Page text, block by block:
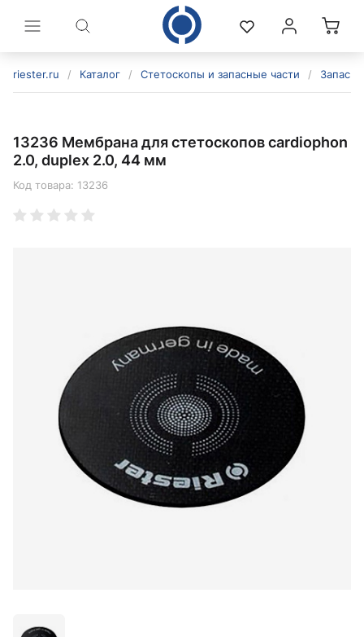
riester.ru / Каталог / Стетоскопы и запасные части /
13236 Мембрана для стетоскопов cardiophon
2.0, duplex 2.0, 44 мм
Код товара: 13236